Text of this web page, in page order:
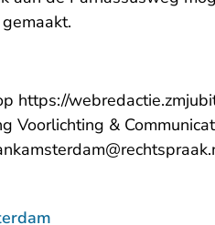
https://
Voorlichting &